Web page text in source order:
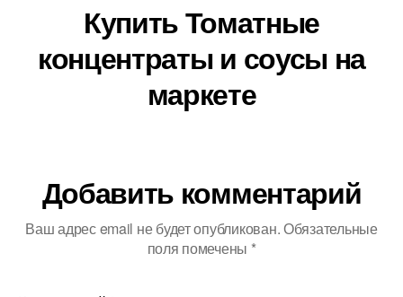
Купить Томатные
концентраты и соусы на
маркете
Добавить комментарий
Ваш адрес email не будет опубликован.Обязательные
поля помечены *